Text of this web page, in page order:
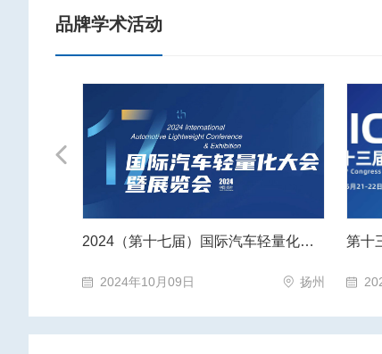
品牌学术活动
Previous
2024（第十七届）国际汽车轻量化大会暨展览会
2024年10月09日 扬州
第十